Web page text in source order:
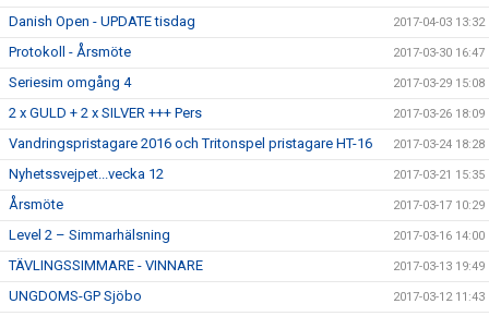
Danish Open - UPDATE tisdag 2017-04-03 13:32
Protokoll - Årsmöte 2017-03-30 16:47
Seriesim omgång 4 2017-03-29 15:08
2 x GULD + 2 x SILVER +++ Pers 2017-03-26 18:09
Vandringspristagare 2016 och Tritonspel pristagare HT-16 2017-03-24 18:28
Nyhetssvejpet...vecka 12 2017-03-21 15:35
Årsmöte 2017-03-17 10:29
Level 2 – Simmarhälsning 2017-03-16 14:00
TÄVLINGSSIMMARE - VINNARE 2017-03-13 19:49
UNGDOMS-GP Sjöbo 2017-03-12 11:43